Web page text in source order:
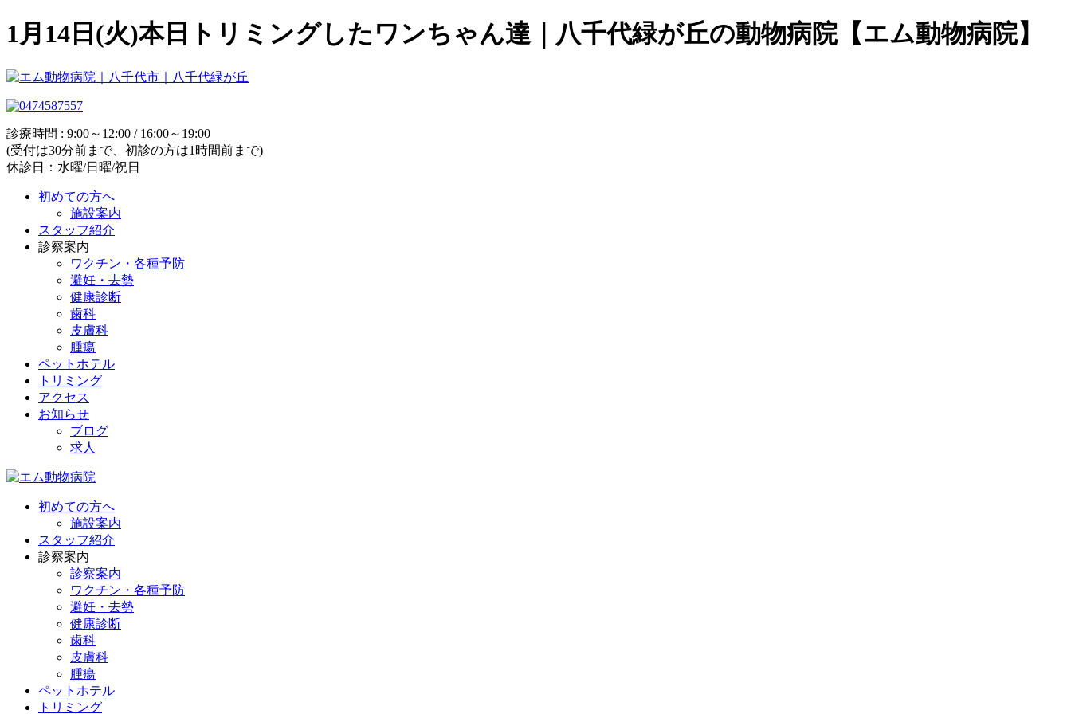
1月14日(火)本日トリミングしたワンちゃん達｜八千代緑が丘の動物病院【エム動物病院】
診療時間 : 9:00～12:00 / 16:00～19:00
(受付は30分前まで、初診の方は1時間前まで)
休診日：水曜/日曜/祝日
初めての方へ
施設案内
スタッフ紹介
診察案内
ワクチン・各種予防
避妊・去勢
健康診断
歯科
皮膚科
腫瘍
ペットホテル
トリミング
アクセス
お知らせ
ブログ
求人
初めての方へ
施設案内
スタッフ紹介
診察案内
診察案内
ワクチン・各種予防
避妊・去勢
健康診断
歯科
皮膚科
腫瘍
ペットホテル
トリミング